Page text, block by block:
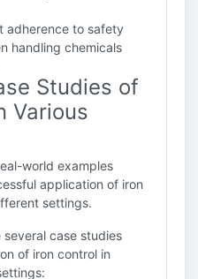
adherence to safety
handling chemicals
Studies of
Various
world examples
application of iron
settings.
case studies
of iron control in